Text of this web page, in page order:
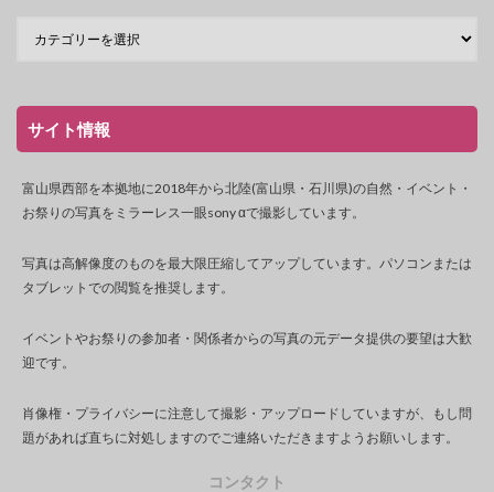
サイト情報
富山県西部を本拠地に2018年から北陸(富山県・石川県)の自然・イベント・
お祭りの写真をミラーレス一眼sony αで撮影しています。
写真は高解像度のものを最大限圧縮してアップしています。パソコンまたは
タブレットでの閲覧を推奨します。
イベントやお祭りの参加者・関係者からの写真の元データ提供の要望は大歓
迎です。
肖像権・プライバシーに注意して撮影・アップロードしていますが、もし問
題があれば直ちに対処しますのでご連絡いただきますようお願いします。
コンタクト